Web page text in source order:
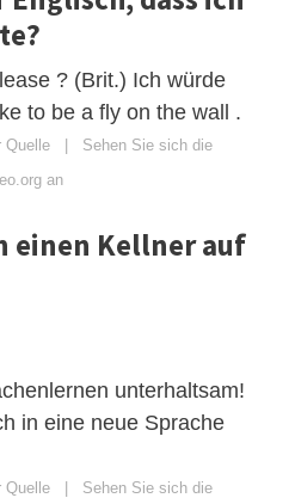
? (Brit.) Ich würde
to be a fly on the wall .
Quelle | Sehen Sie sich die
an
einen Kellner auf
unterhaltsam!
in eine neue Sprache
Quelle | Sehen Sie sich die